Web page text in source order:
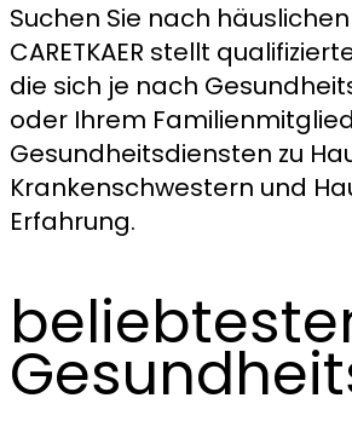
Suchen Sie nach
CARETKAER stellt
die sich je nach
oder Ihrem Familienmitglied
Gesundheitsdiensten zu
Krankenschwestern und
Erfahrung.